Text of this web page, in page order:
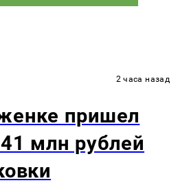
2 часа назад
пришел
млн рублей